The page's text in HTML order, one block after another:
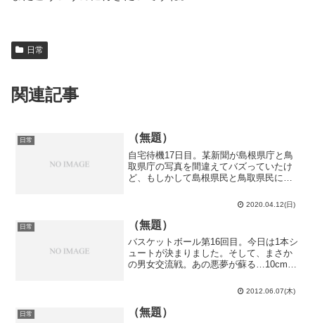
日常
関連記事
日常 （無題）
自宅待機17日目。某新聞が島根県庁と鳥
取県庁の写真を間違えてバズっていたけ
ど、もしかして島根県民と鳥取県民に周
えて取り違えることでより多くの県民の
関心を惹けるのかな？今日は雨天。散歩
もそんなに遠くへは行け...
2020.04.12(日)
日常 （無題）
バスケットボール第16回目。今日は1本シ
ュートが決まりました。そして、まさか
の男女交流戦。あの悪夢が蘇る…10cm近
トを阻止されるというのは中々の屈辱で
すね。尚、僕が相手より10cm上です。ま
ぁ、向こうは...
2012.06.07(木)
日常 （無題）